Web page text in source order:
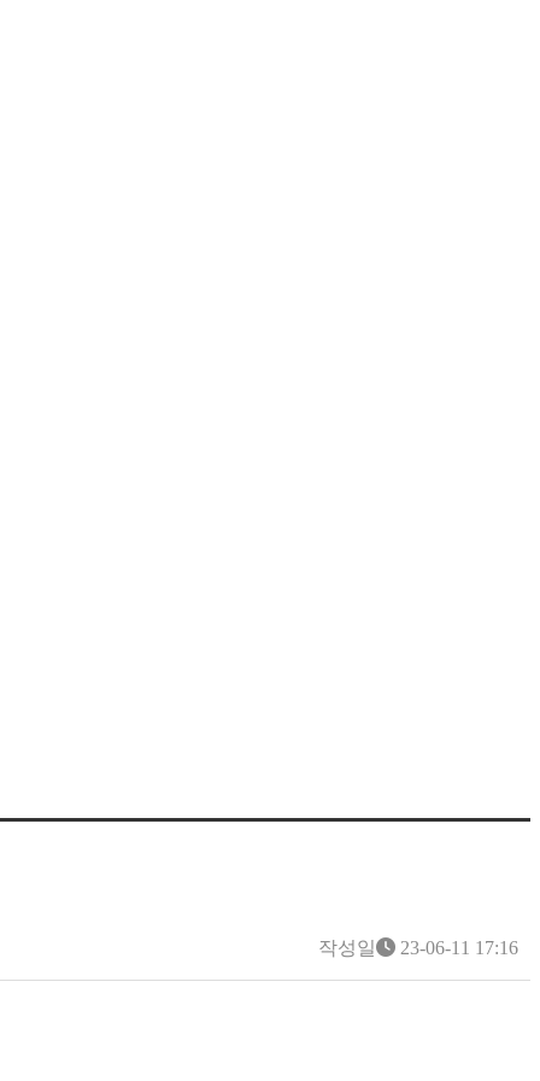
작성일 23-06-11 17:16